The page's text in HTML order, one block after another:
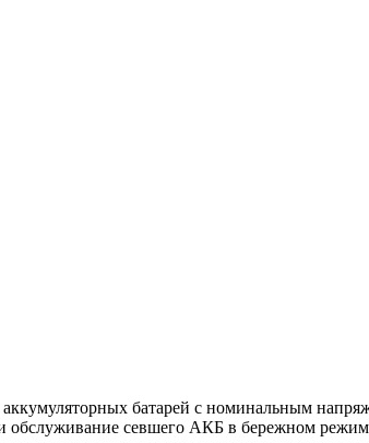
батарей с номинальным
обслуживание севшего АКБ в бережном